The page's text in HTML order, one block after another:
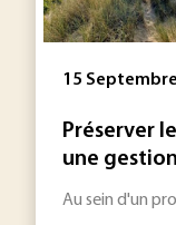
15
Préserver
une
Au sein d'un